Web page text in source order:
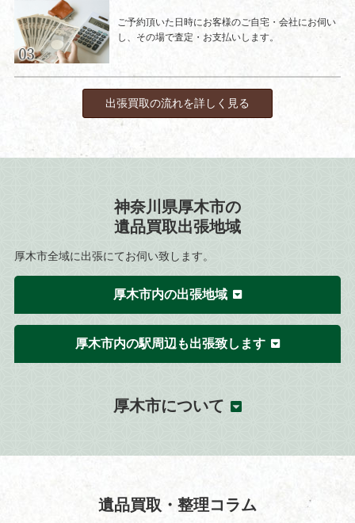
ご予約頂いた日時にお客様のご自宅・会社にお伺い
し、その場で査定・お支払いします。
出張買取の流れを詳しく見る
神奈川県厚木市の
遺品買取出張地域
厚木市全域に出張にてお伺い致します。
厚木市内の出張地域
厚木市内の駅周辺も出張致します
厚木市について
遺品買取・整理コラム